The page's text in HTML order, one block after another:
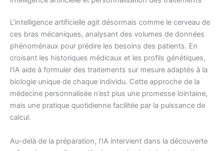
L’intelligence artificielle agit désormais comme le cerveau de
ces bras mécaniques, analysant des volumes de données
phénoménaux pour prédire les besoins des patients. En
croisant les historiques médicaux et les profils génétiques,
l’IA aide à formuler des traitements sur mesure adaptés à la
biologie unique de chaque individu. Cette approche de la
médecine personnalisée n’est plus une promesse lointaine,
mais une pratique quotidienne facilitée par la puissance de
calcul.
Au-delà de la préparation, l’IA intervient dans la découverte